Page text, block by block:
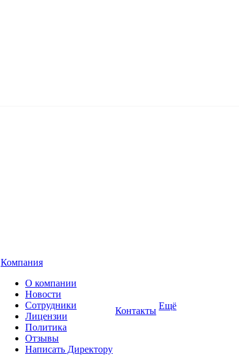
Компания
О компании
Новости
Сотрудники
Лицензии
Политика
Отзывы
Написать Директору
Контакты Ещё